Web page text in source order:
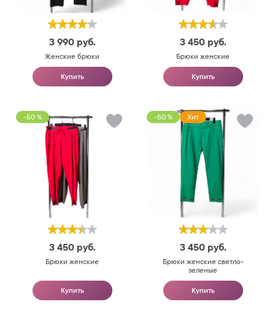
3 990 руб.
Женские брюки
Купить
3 450 руб.
Брюки женские
Купить
-50 %
3 450 руб.
Брюки женские
Купить
-50 % Хит
3 450 руб.
Брюки женские светло-
зеленые
Купить